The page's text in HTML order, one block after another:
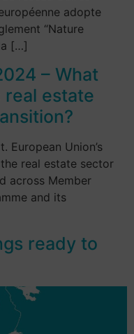
adopte
“Nature
[…]
– What
estate
European Union’s
real estate sector
across Member
and its
ready to